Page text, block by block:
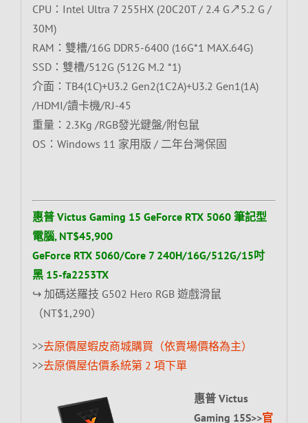
CPU：Intel Ultra 7 255HX (20C20T / 2.4 G↗5.2 G /
30M)
RAM：雙槽/16G DDR5-6400 (16G*1 MAX.64G)
SSD：雙槽/512G (512G M.2 *1)
介面：TB4(1C)+U3.2 Gen2(1C2A)+U3.2 Gen1(1A)
/HDMI/讀卡機/RJ-45
重量：2.3Kg /RGB發光鍵盤/附包鼠
OS：Windows 11 家用版 / 二年台灣保固
惠普 Victus Gaming 15 GeForce RTX 5060 筆記型
電腦, NT$45,900
GeForce RTX 5060/Core 7 240H/16G/512G/15吋
黑 15-fa2253TX
↪ 加碼送羅技 G502 Hero RGB 遊戲滑鼠
（NT$1,290）
>>去原價屋蝦皮商城購買（依賣場價格為主）
>>去原價屋估價系統第 2 項下單
惠普 Victus
Gaming 15S>>官